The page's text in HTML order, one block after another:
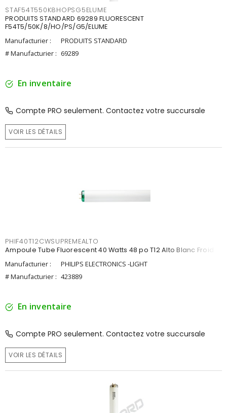
STAF54T550K8HOPSG5ELUME
PRODUITS STANDARD 69289 FLUORESCENT
F54T5/50K/8/HO/PS/G5/ELUME
Manufacturier :
PRODUITS STANDARD
# Manufacturier : 69289
En inventaire
Compte PRO seulement. Contactez votre succursale
VOIR LES DÉTAILS
PHIF40T12CWSUPREMEALTO
Ampoule Tube Fluorescent 40 Watts 48 po T12 Alto Blanc Froid
Manufacturier :
PHILIPS ELECTRONICS -LIGHT
# Manufacturier : 423889
En inventaire
Compte PRO seulement. Contactez votre succursale
VOIR LES DÉTAILS